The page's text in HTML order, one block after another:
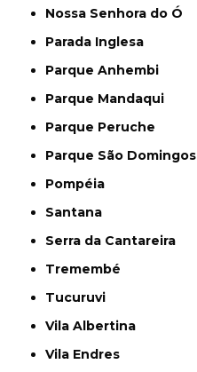
Nossa Senhora do Ó
Parada Inglesa
Parque Anhembi
Parque Mandaqui
Parque Peruche
Parque São Domingos
Pompéia
Santana
Serra da Cantareira
Tremembé
Tucuruvi
Vila Albertina
Vila Endres